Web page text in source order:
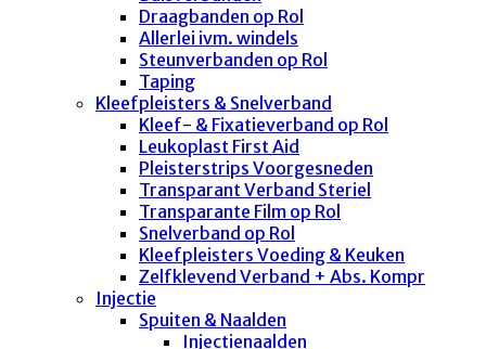
Draagbanden op Rol
Allerlei ivm. windels
Steunverbanden op Rol
Taping
Kleefpleisters & Snelverband
Kleef- & Fixatieverband op Rol
Leukoplast First Aid
Pleisterstrips Voorgesneden
Transparant Verband Steriel
Transparante Film op Rol
Snelverband op Rol
Kleefpleisters Voeding & Keuken
Zelfklevend Verband + Abs. Kompr
Injectie
Spuiten & Naalden
Injectienaalden